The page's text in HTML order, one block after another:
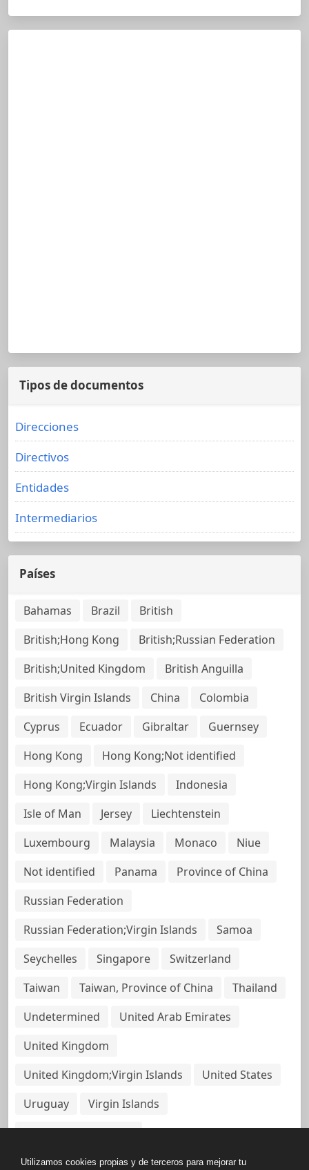
Tipos de documentos
Direcciones
Directivos
Entidades
Intermediarios
Países
Bahamas Brazil
British
British;Hong Kong
British;Russian Federation
British;United Kingdom
British Anguilla
British Virgin Islands
China
Colombia
Cyprus
Ecuador Gibraltar
Guernsey
Hong Kong
Hong Kong;Not identified
Hong Kong;Virgin Islands
Indonesia
Isle of Man
Jersey
Liechtenstein
Luxembourg
Malaysia Monaco
Niue
Not identified
Panama
Province of China
Russian Federation
Russian Federation;Virgin Islands
Samoa
Seychelles
Singapore
Switzerland
Taiwan
Taiwan, Province of China
Thailand
Undetermined
United Arab Emirates
United Kingdom
United Kingdom;Virgin Islands
United States
Uruguay
Virgin Islands
Virgin Islands, British
Utilizamos cookies propias y de terceros para mejorar tu